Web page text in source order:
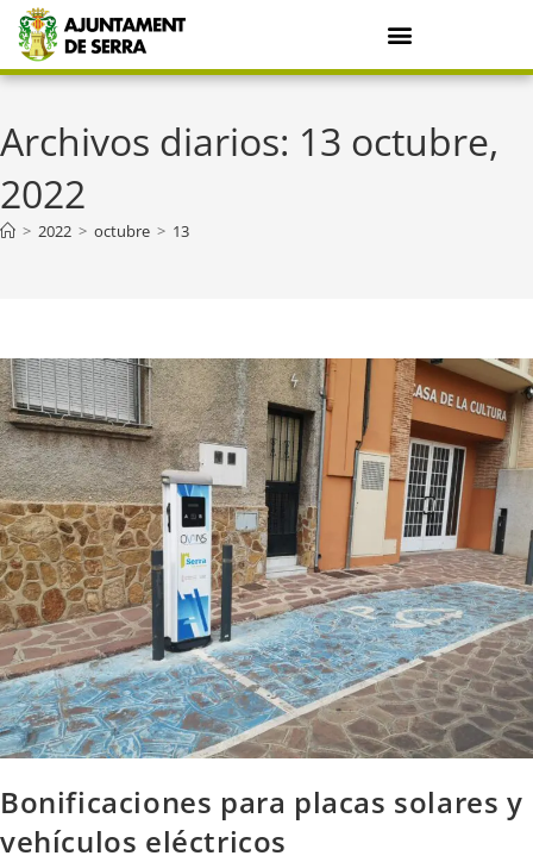
Archivos diarios: 13 octubre,
2022
> 2022 > octubre > 13
Bonificaciones para placas solares y
vehículos eléctricos